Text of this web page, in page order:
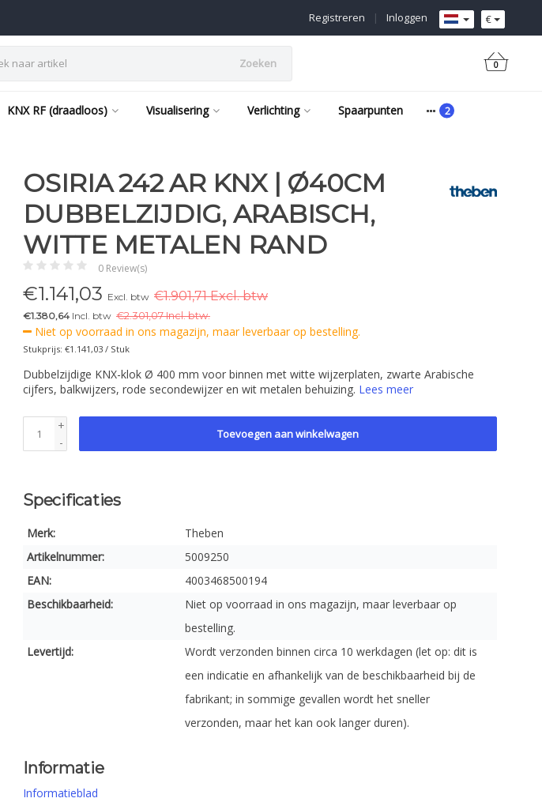
€
Inloggen
|
Registreren
Zoeken 0
KNX RF (draadloos) Visualisering Verlichting Spaarpunten
OSIRIA 242 AR KNX | Ø40CM
DUBBELZIJDIG, ARABISCH,
WITTE METALEN RAND
0 Review(s)
€1.141,03 Excl. btw €1.901,71 Excl. btw
€1.380,64 Incl. btw €2.301,07 Incl. btw.
Niet op voorraad in ons magazijn, maar leverbaar op bestelling.
Stukprijs: €1.141,03 / Stuk
Dubbelzijdige KNX-klok Ø 400 mm voor binnen met witte wijzerplaten, zwarte Arabische
cijfers, balkwijzers, rode secondewijzer en wit metalen behuizing. Lees meer
+
-
Toevoegen aan winkelwagen
Specificaties
Merk:
Theben
Artikelnummer:
5009250
EAN:
4003468500194
Beschikbaarheid:
Niet op voorraad in ons magazijn, maar leverbaar op
bestelling.
Levertijd:
Wordt verzonden binnen circa 10 werkdagen (let op: dit is
een indicatie en afhankelijk van de beschikbaarheid bij de
fabrikant; in sommige gevallen wordt het sneller
verzonden, maar het kan ook langer duren).
Informatie
Informatieblad